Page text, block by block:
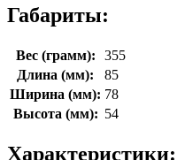
Габариты:
Вес (грамм):
355
Длина (мм):
85
Ширина (мм): 78
Высота (мм): 54
Характеристики: